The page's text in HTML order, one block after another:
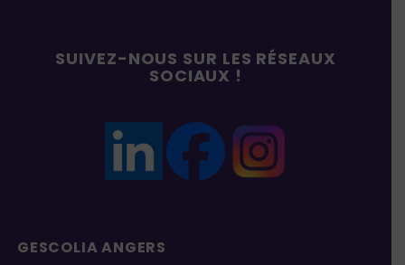
SUIVEZ-NOUS SUR LES RÉSEAUX
SOCIAUX !
GESCOLIA ANGERS